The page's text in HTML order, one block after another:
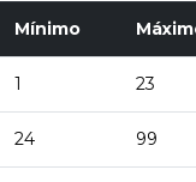
Mínimo
1 23
24 99